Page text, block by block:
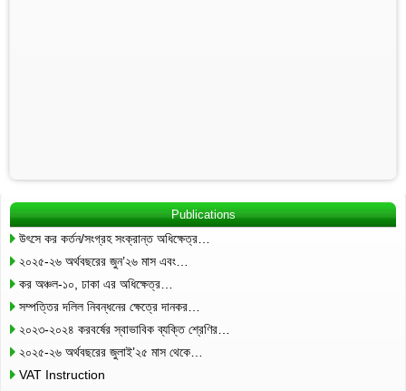
Publications
উৎসে কর কর্তন/সংগ্রহ সংক্রান্ত অধিক্ষেত্র…
২০২৫-২৬ অর্থবছরের জুন’২৬ মাস এবং…
কর অঞ্চল-১০, ঢাকা এর অধিক্ষেত্র…
সম্পত্তির দলিল নিবন্ধনের ক্ষেত্রে দানকর…
২০২৩-২০২৪ করবর্ষের স্বাভাবিক ব্যক্তি শ্রেণির…
২০২৫-২৬ অর্থবছরের জুলাই’২৫ মাস থেকে…
VAT Instruction